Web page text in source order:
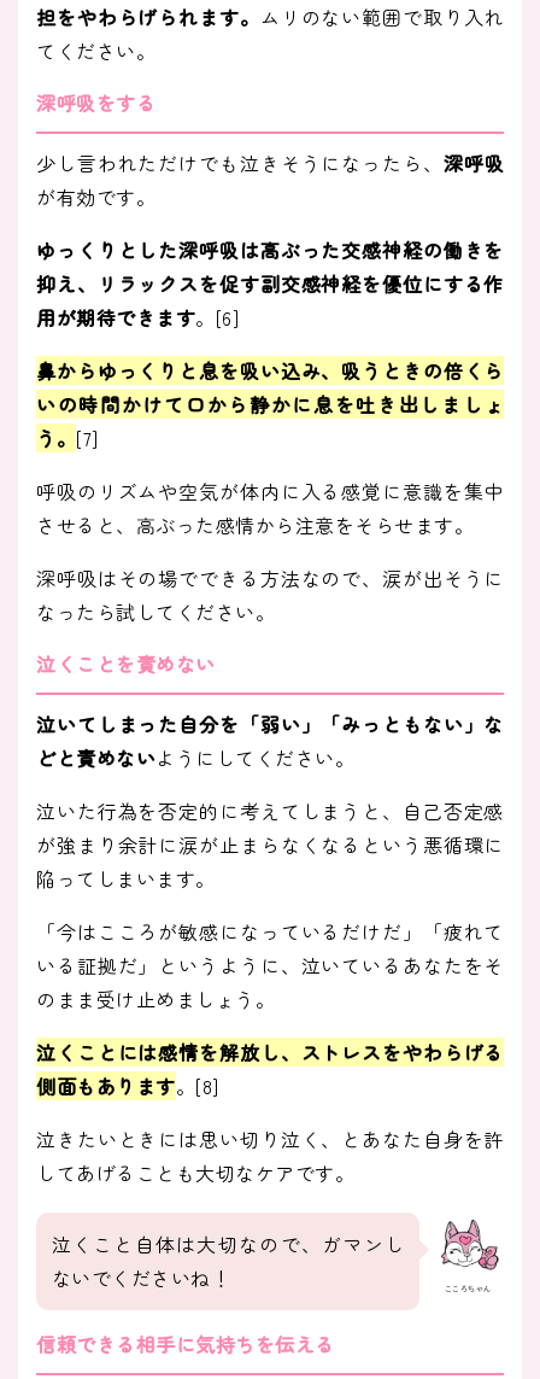
担をやわらげられます。 ムリのない範囲で取り入れ
てください。
深呼吸をする
少し言われただけでも泣きそうになったら、 深呼吸
が有効です。
ゆっくりとした深呼吸は高ぶった交感神経の働きを
抑え、リラックスを促す副交感神経を優位にする作
用が期待できます。[6]
鼻からゆっくりと息を吸い込み、吸うときの倍くら
いの時間かけて口から静かに息を吐き出しましょ
う。 [7]
呼吸のリズムや空気が体内に入る感覚に意識を集中
させると、高ぶった感情から注意をそらせます。
深呼吸はその場でできる方法なので、涙が出そうに
なったら試してください。
泣くことを責めない
泣いてしまった自分を「弱い」「みっともない」な
どと責めないようにしてください。
泣いた行為を否定的に考えてしまうと、自己否定感
が強まり余計に涙が止まらなくなるという悪循環に
陥ってしまいます。
「今はこころが敏感になっているだけだ」「疲れて
いる証拠だ」というように、泣いているあなたをそ
のまま受け止めましょう。
泣くことには感情を解放し、ストレスをやわらげる
側面もあります。[8]
泣きたいときには思い切り泣く、とあなた自身を許
してあげることも大切なケアです。
こころちゃん
泣くこと自体は大切なので、ガマンし
ないでくださいね！
信頼できる相手に気持ちを伝える